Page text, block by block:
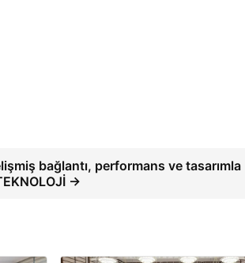
bağlantı, performans ve tasarımla
→